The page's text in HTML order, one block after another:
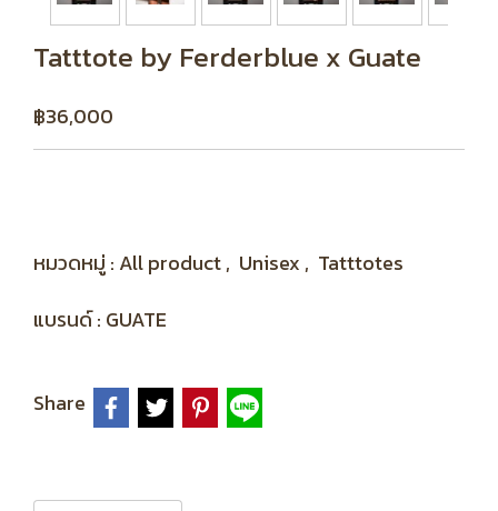
Tatttote by Ferderblue x Guate
฿36,000
หมวดหมู่ : All product, Unisex , Tatttotes
แบรนด์ : GUATE
Share